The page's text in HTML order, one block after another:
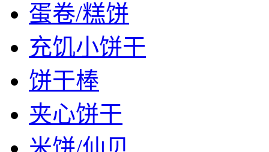
蛋卷/糕饼
充饥小饼干
饼干棒
夹心饼干